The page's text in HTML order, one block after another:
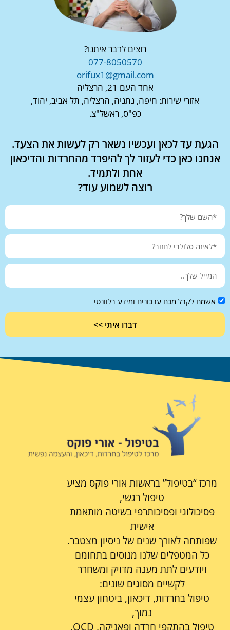
רוצים לדבר איתנו?
077-8050570
orifux1@gmail.com
אחד העם 21, הרצליה
אזורי שירות: חיפה, נתניה, הרצליה, תל אביב, יהוד,
כפ"ס, ראשל"צ.
הגעת עד לכאן ועכשיו נשאר רק לעשות את הצעד.
אנחנו כאן כדי לעזור לך להיפרד מהחרדות והדיכאון
אחת ולתמיד.
רוצה לשמוע עוד?
אשמח לקבל מכם עדכונים ומידע רלוונטי
דברו איתי >>
מרכז “בטיפול” בראשות אורי פוקס מציע
טיפול רגשי,
פסיכולוגי ופסיכותרפי בשיטה מותאמת
אישית
שפותחה לאורך שנים של ניסיון מצטבר.
כל המטפלים שלנו מנוסים בתחומם
ויודעים לתת מענה מדויק ומשחרר
לקשיים מסוגים שונים:
טיפול בחרדות, דיכאון, ביטחון עצמי
נמוך,
טיפול בהתקפי חרדה ופאניקה, OCD,